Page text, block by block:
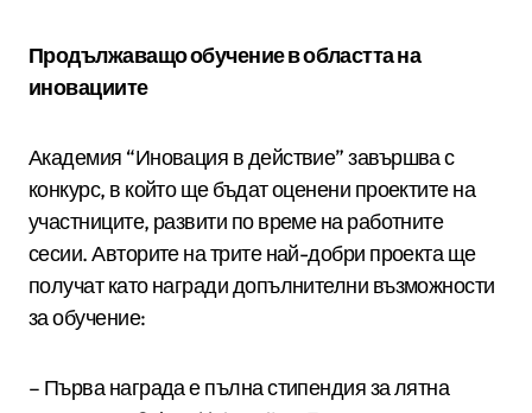
Продължаващо обучение в областта на
иновациите
Академия “Иновация в действие” завършва с
конкурс, в който ще бъдат оценени проектите на
участниците, развити по време на работните
сесии. Авторите на трите най-добри проекта ще
получат като награди допълнителни възможности
за обучение:
– Първа награда е пълна стипендия за лятна